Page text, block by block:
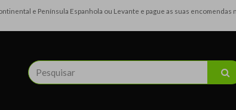
e Península Espanhola ou Levante e pague as suas